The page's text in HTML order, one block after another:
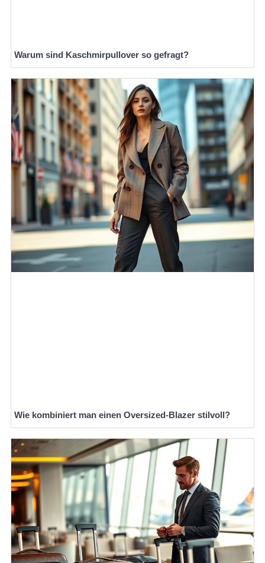
Warum sind Kaschmirpullover so gefragt?
Wie kombiniert man einen Oversized-Blazer stilvoll?